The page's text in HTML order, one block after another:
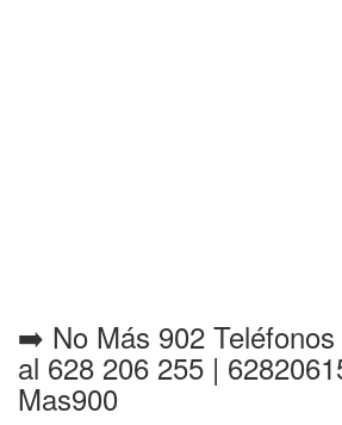
➡️ No Más 902
al 628 206 255 |
Mas900